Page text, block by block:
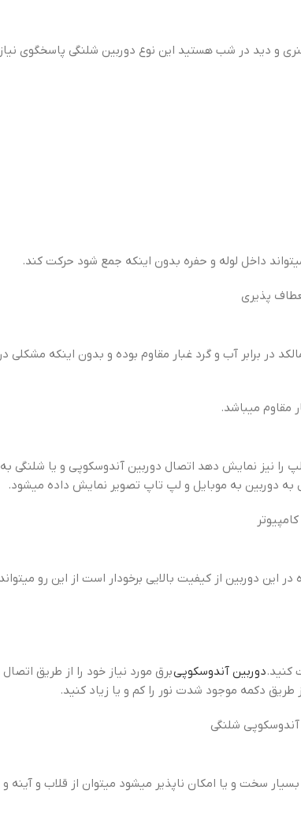
و دید در شب هستید این نوع دوربین شلنگی پاسخگوی نیاز
پذیری
و محل هایی که آب وجود دارد را کنترل کنید،دوربین شلنگی ۱۰ متری صنعتی مالکد در برابر آب و گرد غبار مقاوم
مقاوم میباشد.
را نیز نمایش دهد اتصال دوربین آندوسکوپی و یا شلنگی
این دوربین از کیفیت بالایی برخودار است از این رو
دوربین آندوسکوپیبرق مورد نیاز خود را از طریق
طریق دکمه موجود شدت نور را کم و یا زیاد کنید.
شلنگی
سخت و یا امکان ناپذیر میشود میتوان از قلاب و آینه